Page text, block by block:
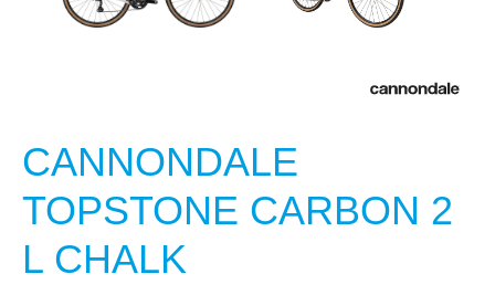
CANNONDALE
TOPSTONE CARBON 2
L CHALK